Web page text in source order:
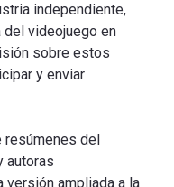
independiente,
videojuego en
sobre estos
y enviar
resúmenes del
autoras
versión ampliada a la